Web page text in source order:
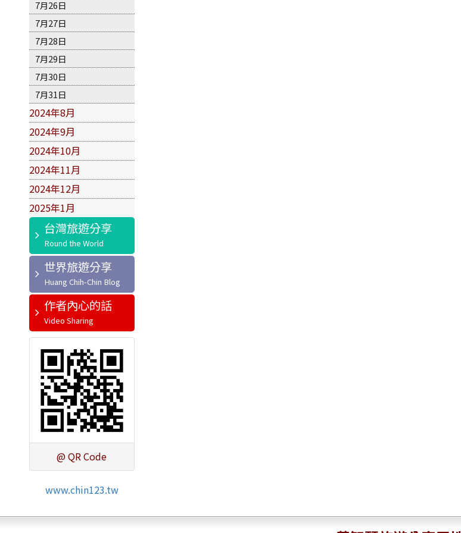
7月26日
7月27日
7月28日
7月29日
7月30日
7月31日
2024年8月
2024年9月
2024年10月
2024年11月
2024年12月
2025年1月
台灣旅遊分享
世界旅遊分享
作者內心的話
@ QR Code
www.chin123.tw